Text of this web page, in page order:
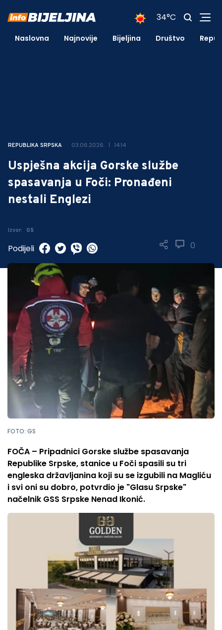
34°C
Naslovna Najnovije Bijeljina Društvo
REPUBLIKA SRPSKA 03.06.2026. 14:14
Uspješna akcija Gorske službe
spasavanja u Foči: Pronađeni
nestali Englezi
Izvor: GS
0
Podijeli
FOTO: GS
FOČA – Pripadnici Gorske službe spasavanja
Republike Srpske, stanice u Foči spasili su tri
engleska državljanina koji su se izgubili na Magliću
i svi oni su dobro, potvrdio je "Glasu Srpske"
načelnik GSS Srpske Nenad Ikonić.